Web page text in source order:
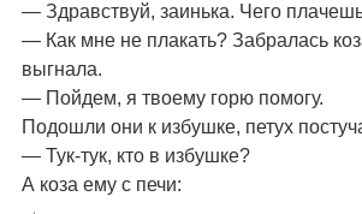
— Здравствуй, заинька. Чего
— Как мне не плакать? Забралась
выгнала.
— Пойдем, я твоему горю помогу.
Подошли они к избушке, петух
— Тук-тук, кто в избушке?
А коза ему с печи: